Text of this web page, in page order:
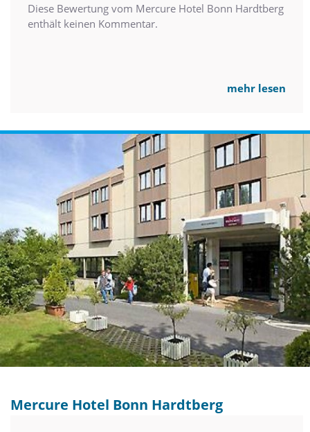
Diese Bewertung vom Mercure Hotel Bonn Hardtberg
enthält keinen Kommentar.
mehr lesen
Mercure Hotel Bonn Hardtberg